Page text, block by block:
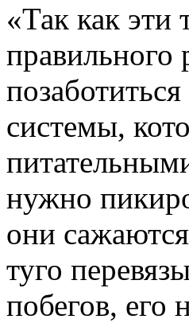
«Так как эти
правильного
системы,
нужно
они
туго
побегов,